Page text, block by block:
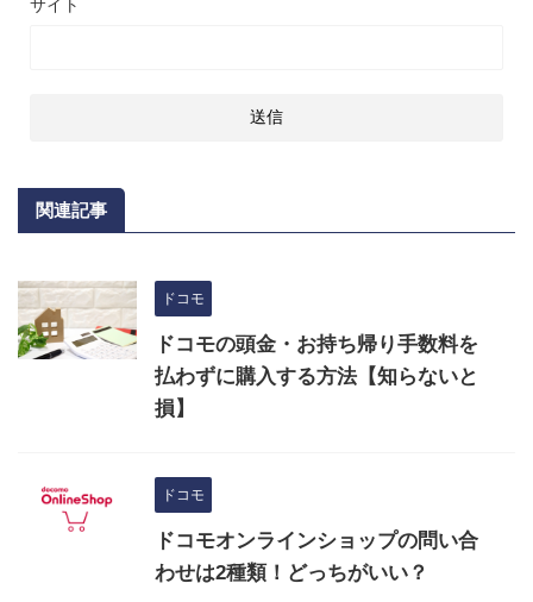
サイト
関連記事
ドコモ
ドコモの頭金・お持ち帰り手数料を
払わずに購入する方法【知らないと
損】
ドコモ
ドコモオンラインショップの問い合
わせは2種類！どっちがいい？